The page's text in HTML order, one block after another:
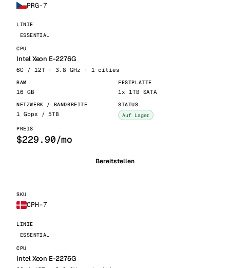
PRG-7
ESSENTIAL
Intel Xeon E-2276G
6C / 12T · 3.8 GHz · 1 cities
16 GB 1x 1TB SATA
1 Gbps / 5TB Auf Lager
$229.90/mo
Bereitstellen
CPH-7
ESSENTIAL
Intel Xeon E-2276G